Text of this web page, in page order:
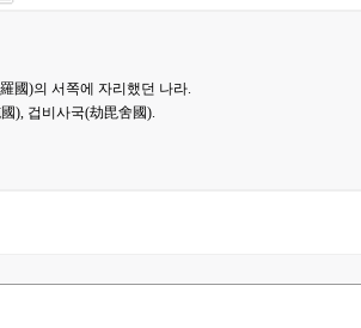
國)의 서쪽에 자리했던 나라.
), 겁비사국(劫毘舍國).